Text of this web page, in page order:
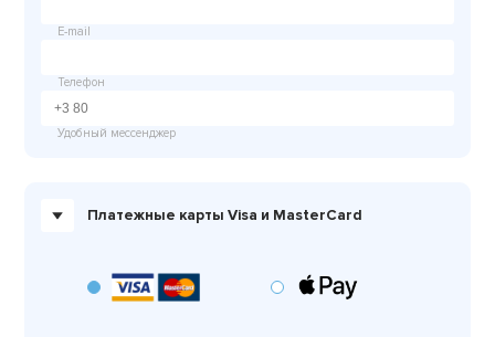
E-mail
Телефон
Удобный мессенджер
Платежные карты Visa и MasterCard